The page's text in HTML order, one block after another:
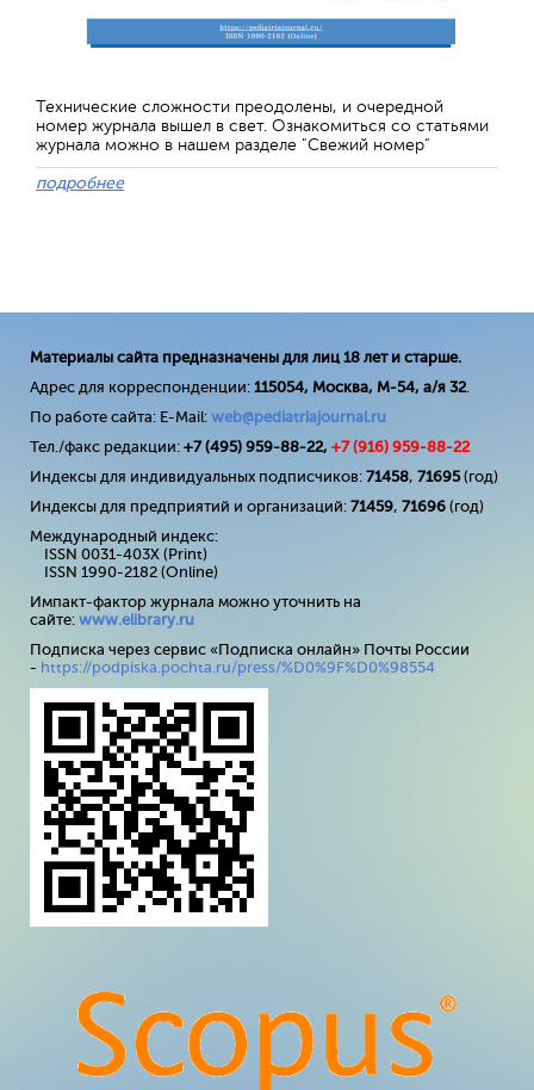
Технические сложности преодолены, и очередной
номер журнала вышел в свет. Ознакомиться со статьями
журнала можно в нашем разделе "Свежий номер"
подробнее
Материалы сайта предназначены для лиц 18 лет и старше.
Адрес для корреспонденции: 115054, Москва, М-54, а/я 32.
По работе сайта: E-Mail: web@pediatriajournal.ru
Тел./факс редакции: +7 (495) 959-88-22, +7 (916) 959-88-22
Индексы для индивидуальных подписчиков: 71458, 71695(год)
Индексы для предприятий и организаций: 71459, 71696 (год)
Международный индекс:
ISSN 0031-403X (Print)
ISSN 1990-2182 (Online)
Импакт-фактор журнала можно уточнить на
сайте: www.elibrary.ru
Подписка через сервис «Подписка онлайн» Почты России
- https://podpiska.pochta.ru/press/%D0%9F%D0%98554